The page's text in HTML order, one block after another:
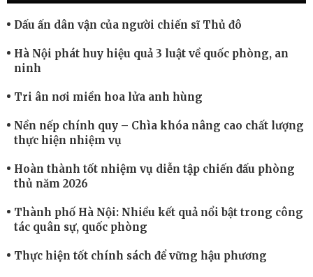
Dấu ấn dân vận của người chiến sĩ Thủ đô
Hà Nội phát huy hiệu quả 3 luật về quốc phòng, an
ninh
Tri ân nơi miền hoa lửa anh hùng
Nền nếp chính quy – Chìa khóa nâng cao chất lượng
thực hiện nhiệm vụ
Hoàn thành tốt nhiệm vụ diễn tập chiến đấu phòng
thủ năm 2026
Thành phố Hà Nội: Nhiều kết quả nổi bật trong công
tác quân sự, quốc phòng
Thực hiện tốt chính sách để vững hậu phương